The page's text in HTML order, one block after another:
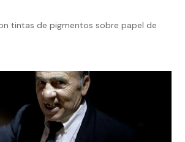
tintas de pigmentos sobre papel de